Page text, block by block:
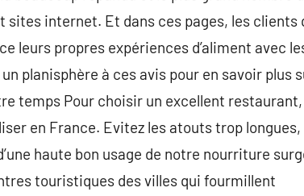
internet. Et dans ces pages, les clients
leurs propres expériences d’aliment avec
planisphère à ces avis pour en savoir plus
temps Pour choisir un excellent
en France. Evitez les atouts trop longues,
haute bon usage de notre nourriture
touristiques des villes qui fourmillent